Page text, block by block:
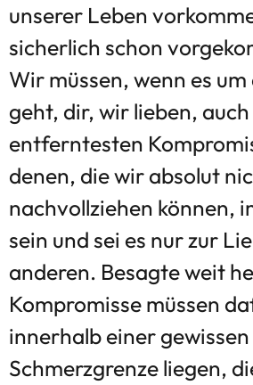
unserer Leben
sicherlich schon
Wir müssen, wenn es
geht, dir, wir lieben,
entferntesten
denen, die wir absolut
nachvollziehen können,
sein und sei es nur zur
anderen. Besagte weit
Kompromisse müssen
innerhalb einer gewissen
Schmerzgrenze liegen,